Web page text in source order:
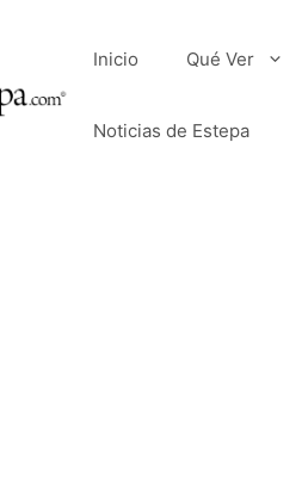
Inicio Qué Ver
Noticias de Estepa